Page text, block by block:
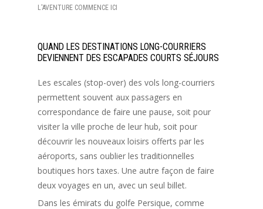
L'AVENTURE COMMENCE ICI
QUAND LES DESTINATIONS LONG-COURRIERS
DEVIENNENT DES ESCAPADES COURTS SÉJOURS
Les escales (stop-over) des vols long-courriers
permettent souvent aux passagers en
correspondance de faire une pause, soit pour
visiter la ville proche de leur hub, soit pour
découvrir les nouveaux loisirs offerts par les
aéroports, sans oublier les traditionnelles
boutiques hors taxes. Une autre façon de faire
deux voyages en un, avec un seul billet.
Dans les émirats du golfe Persique, comme